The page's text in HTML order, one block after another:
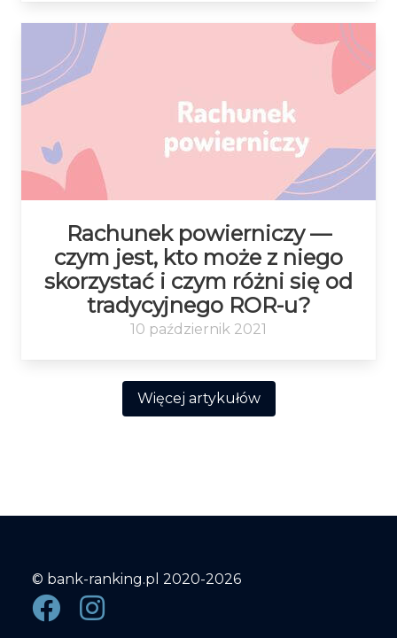
Rachunek powierniczy —
czym jest, kto może z niego
skorzystać i czym różni się od
tradycyjnego ROR-u?
10 październik 2021
Więcej artykułów
© bank-ranking.pl 2020-2026